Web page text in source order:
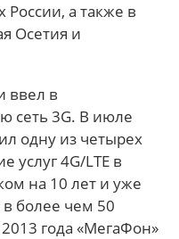
России, а также в
Осетия и
ввел в
сеть 3G. В июле
одну из четырех
услуг 4G/LTE в
на 10 лет и уже
в более чем 50
года «МегаФон»